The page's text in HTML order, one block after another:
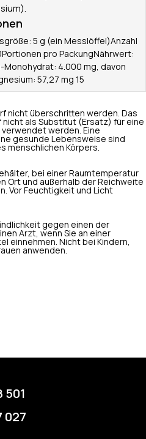
5 g (ein Messlöffel)Anzahl
pro PackungNährwert:
Monohydrat: 4.000 mg, davon
57,27 mg 15
nicht überschritten werden. Das
als Substitut (Ersatz) für eine
werden. Eine
gesunde Lebensweise sind
menschlichen Körpers.
bei einer Raumtemperatur
Ort und außerhalb der Reichweite
Vor Feuchtigkeit und Licht
gegen einen der
Arzt, wenn Sie an einer
einnehmen. Nicht bei Kindern,
anwenden.
501
027